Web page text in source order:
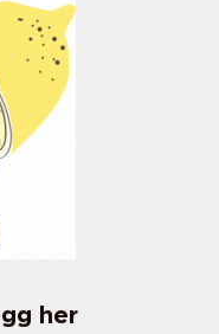
her